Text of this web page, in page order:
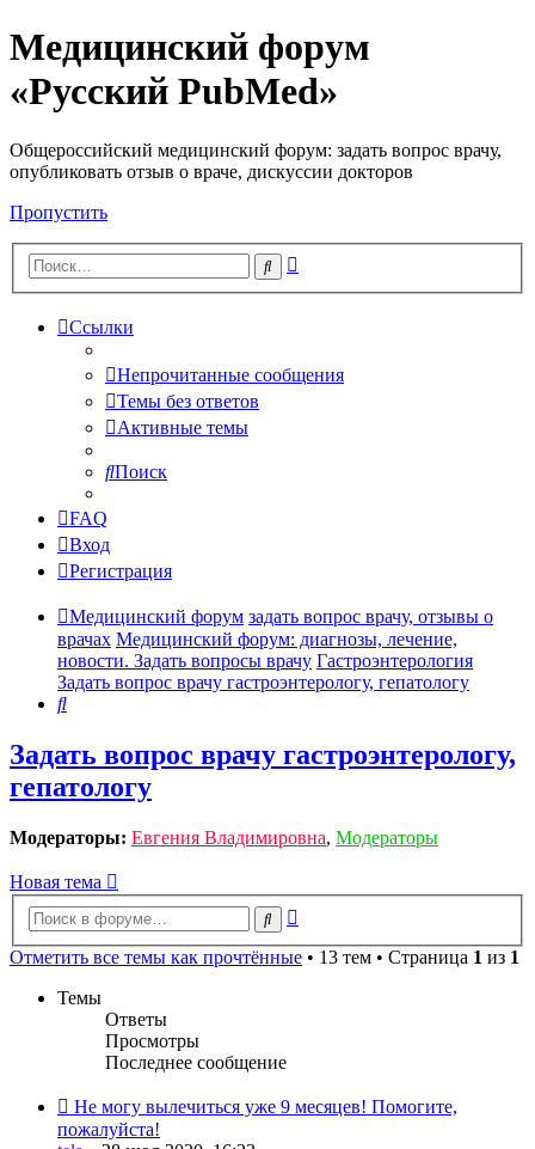
Медицинский форум
«Русский PubMed»
Общероссийский медицинский форум: задать вопрос врачу,
опубликовать отзыв о враче, дискуссии докторов
Пропустить
Поиск
Ссылки
Непрочитанные сообщения
Темы без ответов
Активные темы
Поиск
FAQ
Вход
Регистрация
Медицинский форум задать вопрос врачу, отзывы о
врачах Медицинский форум: диагнозы, лечение,
новости. Задать вопросы врачу Гастроэнтерология
Задать вопрос врачу гастроэнтерологу, гепатологу
Поиск
Задать вопрос врачу гастроэнтерологу,
гепатологу
Модераторы: Евгения Владимировна, Модераторы
Новая тема
Поиск
Отметить все темы как прочтённые • 13 тем • Страница 1 из 1
Темы
Ответы
Просмотры
Последнее сообщение
Не могу вылечиться уже 9 месяцев! Помогите,
пожалуйста!